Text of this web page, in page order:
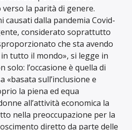
verso la parità di genere.
dalla pandemia Covid-
considerato soprattutto
che sta avendo
tutto il mondo», si legge in
solo: l’occasione è quella di
«basata sull’inclusione e
la piena ed equa
all’attività economica la
nella preoccupazione per la
diretto da parte delle